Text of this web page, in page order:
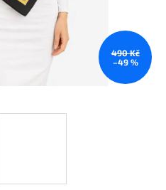
490 Kč
–49 %